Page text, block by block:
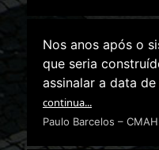
Nos anos após o
que seria
assinalar a data
continua...
Paulo Barcelos – CMAH